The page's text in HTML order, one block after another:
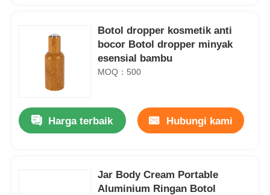
Botol dropper kosmetik anti
bocor Botol dropper minyak
esensial bambu
MOQ：500
Harga terbaik Hubungi kami
Jar Body Cream Portable
Aluminium Ringan Botol